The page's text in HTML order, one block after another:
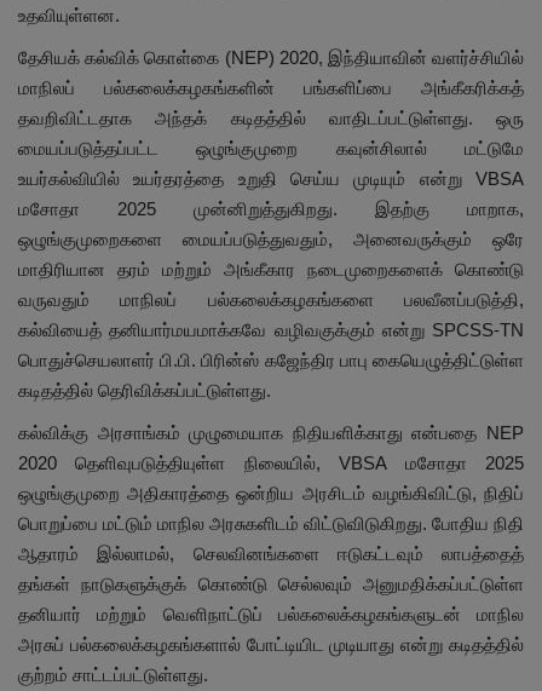
உதவியுள்ளன.
தேசியக் கல்விக் கொள்கை (NEP) 2020, இந்தியாவின் வளர்ச்சியில்
மாநிலப் பல்கலைக்கழகங்களின் பங்களிப்பை அங்கீகரிக்கத்
தவறிவிட்டதாக அந்தக் கடிதத்தில் வாதிடப்பட்டுள்ளது. ஒரு
மையப்படுத்தப்பட்ட ஒழுங்குமுறை கவுன்சிலால் மட்டுமே
உயர்கல்வியில் உயர்தரத்தை உறுதி செய்ய முடியும் என்று VBSA
மசோதா 2025 முன்னிறுத்துகிறது. இதற்கு மாறாக,
ஒழுங்குமுறைகளை மையப்படுத்துவதும், அனைவருக்கும் ஒரே
மாதிரியான தரம் மற்றும் அங்கீகார நடைமுறைகளைக் கொண்டு
வருவதும் மாநிலப் பல்கலைக்கழகங்களை பலவீனப்படுத்தி,
கல்வியைத் தனியார்மயமாக்கவே வழிவகுக்கும் என்று SPCSS-TN
பொதுச்செயலாளர் பி.பி. பிரின்ஸ் கஜேந்திர பாபு கையெழுத்திட்டுள்ள
கடிதத்தில் தெரிவிக்கப்பட்டுள்ளது.
கல்விக்கு அரசாங்கம் முழுமையாக நிதியளிக்காது என்பதை NEP
2020 தெளிவுபடுத்தியுள்ள நிலையில், VBSA மசோதா 2025
ஒழுங்குமுறை அதிகாரத்தை ஒன்றிய அரசிடம் வழங்கிவிட்டு, நிதிப்
பொறுப்பை மட்டும் மாநில அரசுகளிடம் விட்டுவிடுகிறது. போதிய நிதி
ஆதாரம் இல்லாமல், செலவினங்களை ஈடுகட்டவும் லாபத்தைத்
தங்கள் நாடுகளுக்குக் கொண்டு செல்லவும் அனுமதிக்கப்பட்டுள்ள
தனியார் மற்றும் வெளிநாட்டுப் பல்கலைக்கழகங்களுடன் மாநில
அரசுப் பல்கலைக்கழகங்களால் போட்டியிட முடியாது என்று கடிதத்தில்
குற்றம் சாட்டப்பட்டுள்ளது.